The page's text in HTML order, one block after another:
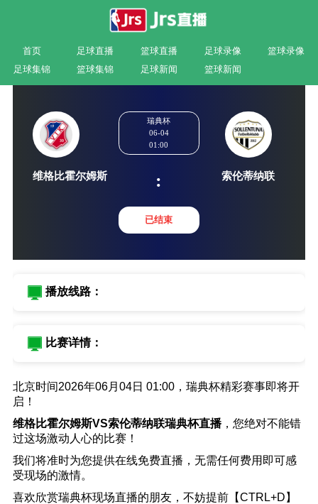
首页 足球直播 篮球直播 足球录像
篮球录像
足球集锦
篮球集锦 足球新闻 篮球新闻
维格比霍尔姆斯
瑞典杯
播放线路：
比赛详情：
北京时间2026年06月04日 01:00，瑞典杯精彩赛事即将开
启！
维格比霍尔姆斯VS索伦蒂纳联瑞典杯直播，您绝对不能错
过这场激动人心的比赛！
我们将准时为您提供在线免费直播，无需任何费用即可感
受现场的激情。
喜欢欣赏瑞典杯现场直播的朋友，不妨提前【CTRL+D】